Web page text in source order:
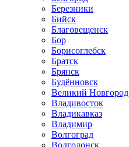
Березники
Бийск
Благовещенск
Бор
Борисоглебск
Братск
Брянск
Будённовск
Великий Новгород
Владивосток
Владикавказ
Владимир
Волгоград
Волгодонск